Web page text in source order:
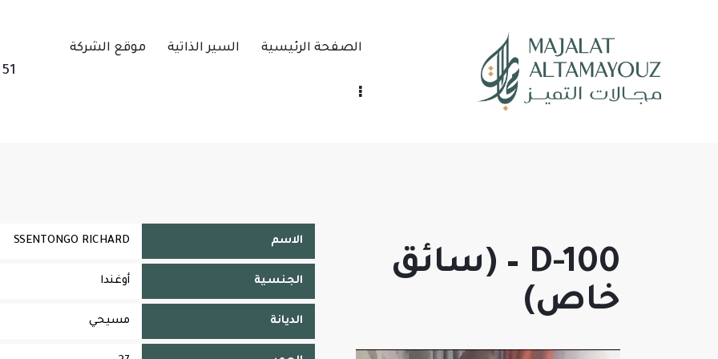
الصفحة الرئيسية السير الذاتية موقع الشركة
الاسم SSENTONGO RICHARD
الجنسية أوغندا
الديانة مسيحي
D-100 – (سائق
خاص)